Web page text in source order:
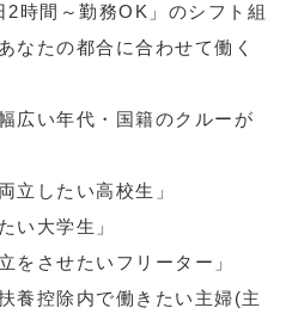
時間～勤務OK」のシフト組
なたの都合に合わせて働く
広い年代・国籍のクルーが
立したい高校生」
い大学生」
をさせたいフリーター」
養控除内で働きたい主婦(主